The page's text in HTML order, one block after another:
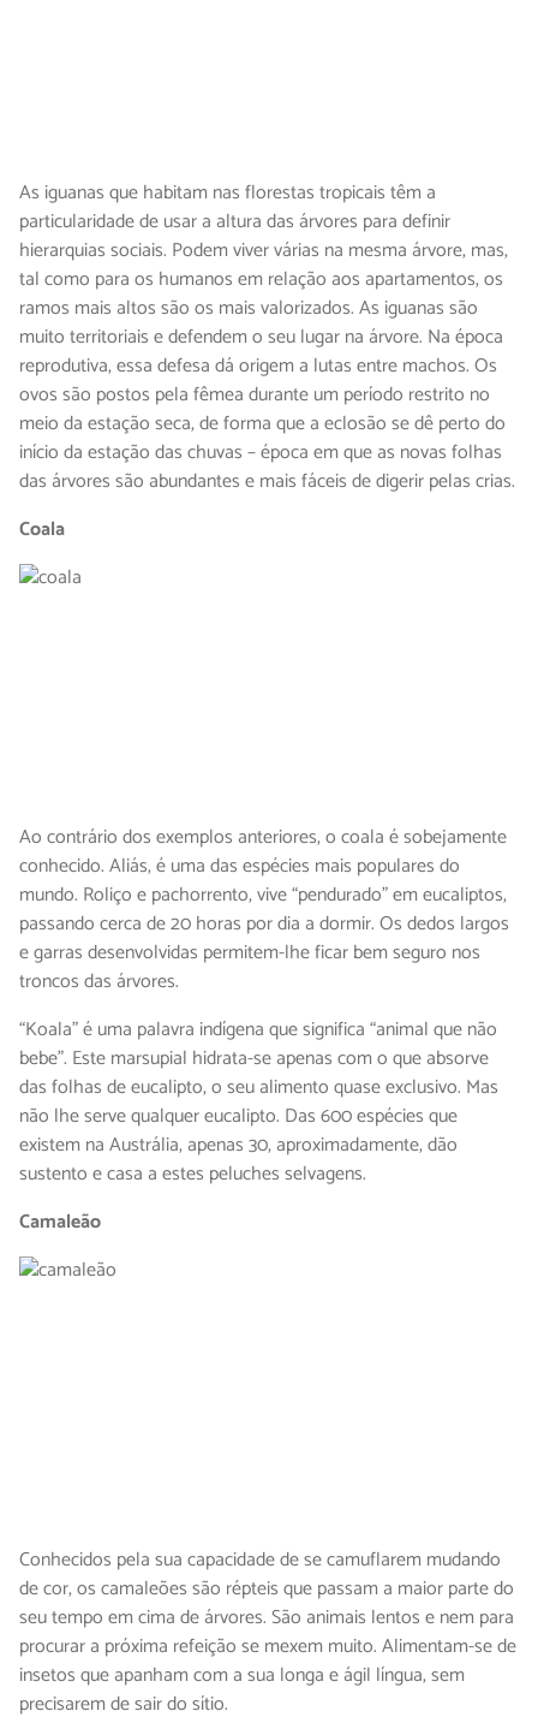
As iguanas que habitam nas florestas tropicais têm a
particularidade de usar a altura das árvores para definir
hierarquias sociais. Podem viver várias na mesma árvore, mas,
tal como para os humanos em relação aos apartamentos, os
ramos mais altos são os mais valorizados. As iguanas são
muito territoriais e defendem o seu lugar na árvore. Na época
reprodutiva, essa defesa dá origem a lutas entre machos. Os
ovos são postos pela fêmea durante um período restrito no
meio da estação seca, de forma que a eclosão se dê perto do
início da estação das chuvas – época em que as novas folhas
das árvores são abundantes e mais fáceis de digerir pelas crias.
Coala
Ao contrário dos exemplos anteriores, o coala é sobejamente
conhecido. Aliás, é uma das espécies mais populares do
mundo. Roliço e pachorrento, vive “pendurado” em eucaliptos,
passando cerca de 20 horas por dia a dormir. Os dedos largos
e garras desenvolvidas permitem-lhe ficar bem seguro nos
troncos das árvores.
“Koala” é uma palavra indígena que significa “animal que não
bebe”. Este marsupial hidrata-se apenas com o que absorve
das folhas de eucalipto, o seu alimento quase exclusivo. Mas
não lhe serve qualquer eucalipto. Das 600 espécies que
existem na Austrália, apenas 30, aproximadamente, dão
sustento e casa a estes peluches selvagens.
Camaleão
Conhecidos pela sua capacidade de se camuflarem mudando
de cor, os camaleões são répteis que passam a maior parte do
seu tempo em cima de árvores. São animais lentos e nem para
procurar a próxima refeição se mexem muito. Alimentam-se de
insetos que apanham com a sua longa e ágil língua, sem
precisarem de sair do sítio.